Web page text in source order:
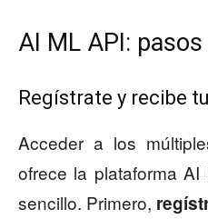
AI ML API:
Regístrate y recibe
Acceder a los
ofrece la plataforma
sencillo. Primero,